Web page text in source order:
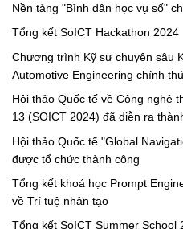
Nền tảng "Bình dân học vụ số"
Tổng kết SoICT Hackathon 2024
Chương trình Kỹ sư chuyên sâu
Automotive Engineering chính
Hội thảo Quốc tế về Công nghệ
13 (SOICT 2024) đã diễn ra
Hội thảo Quốc tế "Global
được tổ chức thành công
Tổng kết khoá học Prompt
về Trí tuệ nhân tạo
Tổng kết SoICT Summer